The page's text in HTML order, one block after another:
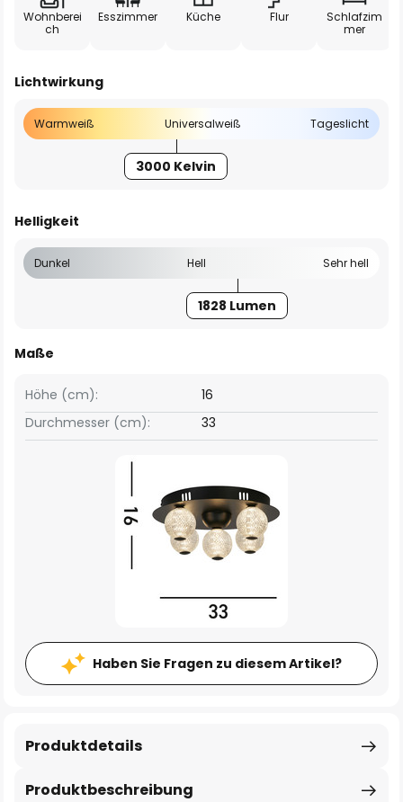
Wohnberei
ch
Esszimmer Küche Flur
Schlafzim
mer
Lichtwirkung
Warmweiß Universalweiß Tageslicht
3000 Kelvin
Helligkeit
Dunkel Hell Sehr hell
1828 Lumen
Maße
Höhe (cm):
16
Durchmesser (cm):
33
Haben Sie Fragen zu diesem Artikel?
Produktbeschreibung
Produktdetails